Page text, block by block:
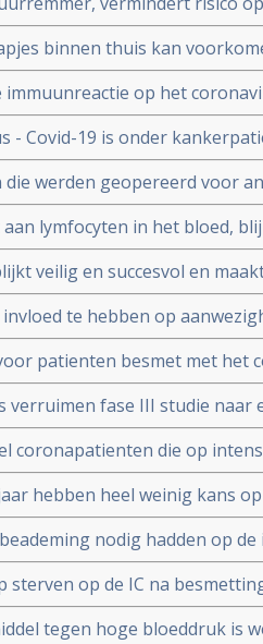
dat er mechanisch beademd
binnen thuis kan
- COVID-19 blijkt
op het
de ziekte zich zal
- Covid-19 is onder
maar voor extra risico
studie.
werden geopereerd voor
die vooraf of binnen een
19 blijkt uit grote
lymfocyten in het bloed,
bij patienten
veilig en succesvol en
Chinese studie
te hebben op
studie van Erasmus MC
patienten besmet met het
hoge dosis
aanpak
verruimen fase III studie
met opnemen van patienten
coronapatienten die op
blijkt uit Nederlands
hebben heel weinig kans
uit onderzoek van de
nodig hadden op
(88 procent).
sterven op de IC na
C redde zijn leven
tegen hoge bloeddruk is